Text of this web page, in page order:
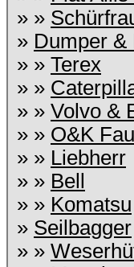
» »
» Dumper &
» » Terex
» »
» » Volvo &
» » O&K
» » Liebherr
» » Bell
» » Komatsu
» Seilbagger
» »